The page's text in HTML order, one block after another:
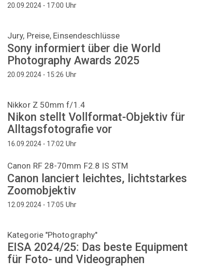
20.09.2024 - 17:00 Uhr
Jury, Preise, Einsendeschlüsse
Sony informiert über die World
Photography Awards 2025
20.09.2024 - 15:26 Uhr
Nikkor Z 50mm f/1.4
Nikon stellt Vollformat-Objektiv für
Alltagsfotografie vor
16.09.2024 - 17:02 Uhr
Canon RF 28-70mm F2.8 IS STM
Canon lanciert leichtes, lichtstarkes
Zoomobjektiv
12.09.2024 - 17:05 Uhr
Kategorie "Photography"
EISA 2024/25: Das beste Equipment
für Foto- und Videographen